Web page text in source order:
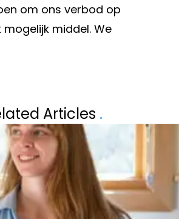
om ons verbod op
middel. We
STAN VAN
VERSPREIDEN
MEER UITLEG
Articles .